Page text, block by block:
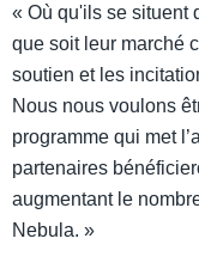
« Où qu'ils se situent
que soit leur marché
soutien et les
Nous nous voulons
programme qui met
partenaires
augmentant le
Nebula. »